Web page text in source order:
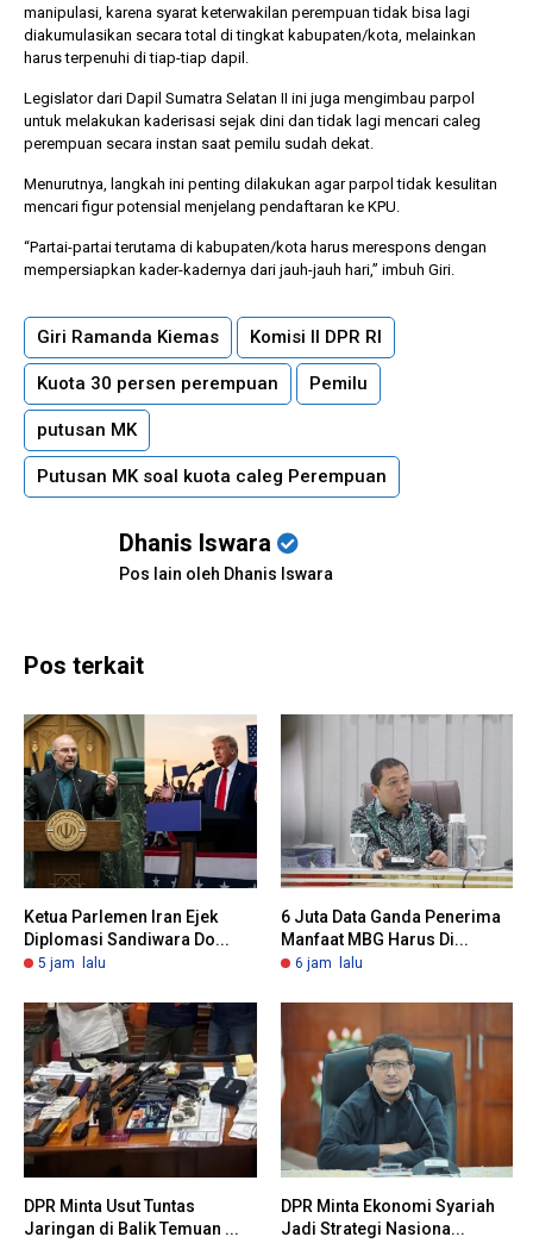
manipulasi, karena syarat keterwakilan perempuan tidak bisa lagi
diakumulasikan secara total di tingkat kabupaten/kota, melainkan
harus terpenuhi di tiap-tiap dapil.
Legislator dari Dapil Sumatra Selatan II ini juga mengimbau parpol
untuk melakukan kaderisasi sejak dini dan tidak lagi mencari caleg
perempuan secara instan saat pemilu sudah dekat.
Menurutnya, langkah ini penting dilakukan agar parpol tidak kesulitan
mencari figur potensial menjelang pendaftaran ke KPU.
“Partai-partai terutama di kabupaten/kota harus merespons dengan
mempersiapkan kader-kadernya dari jauh-jauh hari,” imbuh Giri.
Giri Ramanda Kiemas Komisi II DPR RI
Kuota 30 persen perempuan Pemilu
putusan MK
Putusan MK soal kuota caleg Perempuan
Dhanis Iswara
Pos lain oleh Dhanis Iswara
Pos terkait
Ketua Parlemen Iran Ejek
Diplomasi Sandiwara Do...
5 jam lalu
6 Juta Data Ganda Penerima
Manfaat MBG Harus Di...
6 jam lalu
DPR Minta Usut Tuntas
Jaringan di Balik Temuan ...
DPR Minta Ekonomi Syariah
Jadi Strategi Nasiona...